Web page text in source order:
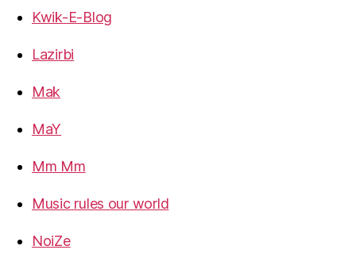
Kwik-E-Blog
Lazirbi
Mak
MaY
Mm Mm
Music rules our world
NoiZe